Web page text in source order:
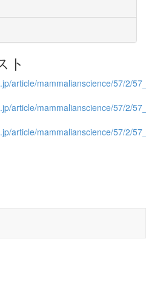
ト
article/mammalianscience/57/2/
article/mammalianscience/57/2/
article/mammalianscience/57/2/